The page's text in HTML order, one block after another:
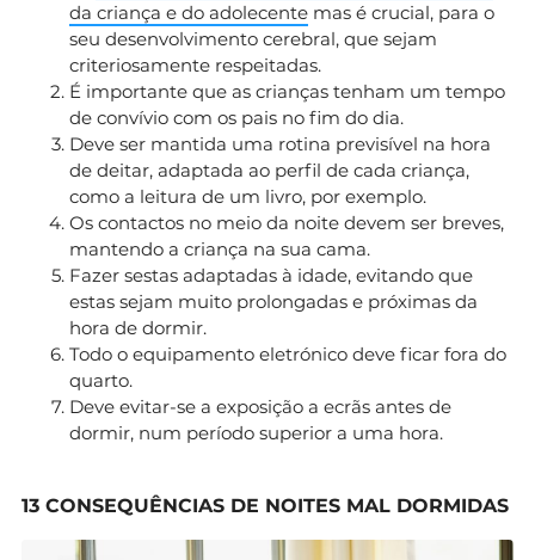
da criança e do adolecente mas é crucial, para o
seu desenvolvimento cerebral, que sejam
criteriosamente respeitadas.
É importante que as crianças tenham um tempo
de convívio com os pais no fim do dia.
Deve ser mantida uma rotina previsível na hora
de deitar, adaptada ao perfil de cada criança,
como a leitura de um livro, por exemplo.
Os contactos no meio da noite devem ser breves,
mantendo a criança na sua cama.
Fazer sestas adaptadas à idade, evitando que
estas sejam muito prolongadas e próximas da
hora de dormir.
Todo o equipamento eletrónico deve ficar fora do
quarto.
Deve evitar-se a exposição a ecrãs antes de
dormir, num período superior a uma hora.
13 CONSEQUÊNCIAS DE NOITES MAL DORMIDAS